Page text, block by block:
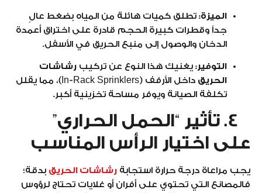
الميزة: تطلق كميات هائلة من المياه بضغط عالٍ
جداً وقطرات كبيرة الحجم قادرة على اختراق أعمدة
الدخان والوصول إلى منبع الحريق في الأسفل.
التوفير: يغنيك هذا النوع عن تركيب رشاشات
الحريق
داخل الأرفف (In-Rack Sprinklers)، مما يقلل
تكلفة الصيانة ويوفر مساحة تخزينية أكبر.
4. تأثير “الحمل الحراري”
على اختيار الرأس المناسب
يجب مراعاة درجة حرارة استجابة رشاشات الحريق بدقة؛
فالمصانع التي تحتوي على أفران أو غلايات تحتاج لرؤوس